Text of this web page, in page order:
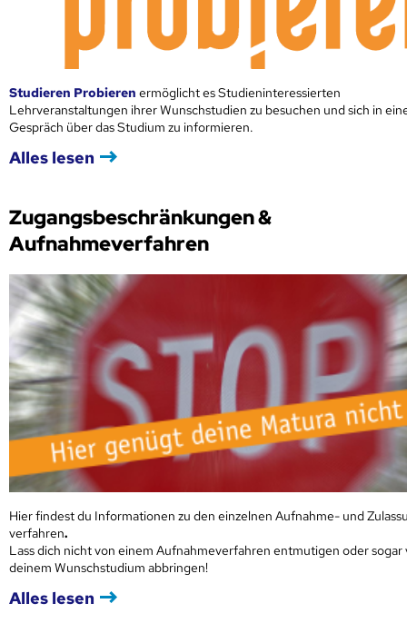
Studieren Probieren ermöglicht es Studieninteressierten
Lehrveranstaltungen ihrer Wunschstudien zu besuchen und sich in
Gespräch über das Studium zu informieren.
Alles lesen
Zugangsbeschränkungen &
Aufnahmeverfahren
Hier findest du Informationen zu den einzelnen Aufnahme- und
verfahren.
Lass dich nicht von einem Aufnahmeverfahren entmutigen oder sogar
deinem Wunschstudium abbringen!
Alles lesen